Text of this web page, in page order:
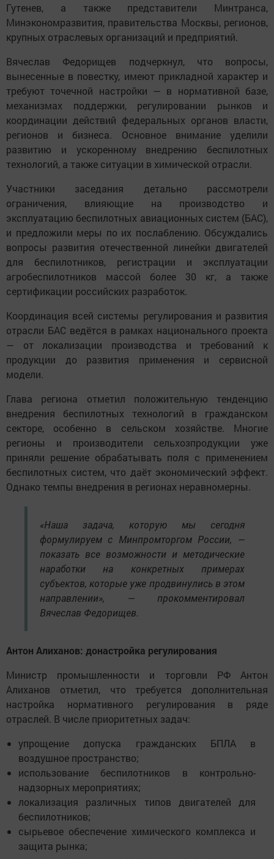
Гутенев, а также представители Минтранса,
Минэкономразвития, правительства Москвы, регионов,
крупных отраслевых организаций и предприятий.
Вячеслав Федорищев подчеркнул, что вопросы,
вынесенные в повестку, имеют прикладной характер и
требуют точечной настройки — в нормативной базе,
механизмах поддержки, регулировании рынков и
координации действий федеральных органов власти,
регионов и бизнеса. Основное внимание уделили
развитию и ускоренному внедрению беспилотных
технологий, а также ситуации в химической отрасли.
Участники заседания детально рассмотрели
ограничения, влияющие на производство и
эксплуатацию беспилотных авиационных систем (БАС),
и предложили меры по их послаблению. Обсуждались
вопросы развития отечественной линейки двигателей
для беспилотников, регистрации и эксплуатации
агробеспилотников массой более 30 кг, а также
сертификации российских разработок.
Координация всей системы регулирования и развития
отрасли БАС ведётся в рамках национального проекта
— от локализации производства и требований к
продукции до развития применения и сервисной
модели.
Глава региона отметил положительную тенденцию
внедрения беспилотных технологий в гражданском
секторе, особенно в сельском хозяйстве. Многие
регионы и производители сельхозпродукции уже
приняли решение обрабатывать поля с применением
беспилотных систем, что даёт экономический эффект.
Однако темпы внедрения в регионах неравномерны.
«Наша задача, которую мы сегодня
формулируем с Минпромторгом России, —
показать все возможности и методические
наработки на конкретных примерах
субъектов, которые уже продвинулись в этом
направлении», — прокомментировал
Вячеслав Федорищев.
Антон Алиханов: донастройка регулирования
Министр промышленности и торговли РФ Антон
Алиханов отметил, что требуется дополнительная
настройка нормативного регулирования в ряде
отраслей. В числе приоритетных задач:
упрощение допуска гражданских БПЛА в
воздушное пространство;
использование беспилотников в контрольно-
надзорных мероприятиях;
локализация различных типов двигателей для
беспилотников;
сырьевое обеспечение химического комплекса и
защита рынка;